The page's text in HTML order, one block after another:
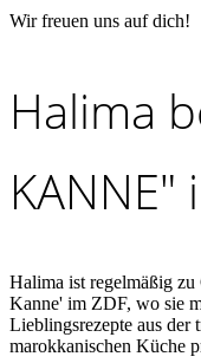
Wir freuen uns auf dich!
Halima
KANNE"
Halima ist regelmäßig
Kanne' im ZDF, wo sie
Lieblingsrezepte aus der
marokkanischen Küche